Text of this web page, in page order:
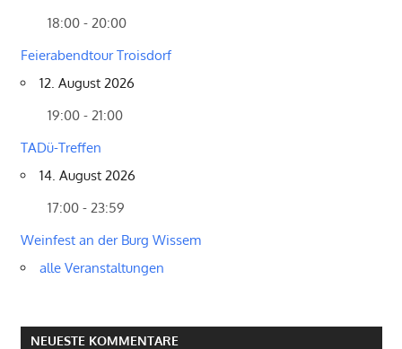
18:00 - 20:00
Feierabendtour Troisdorf
12. August 2026
19:00 - 21:00
TADü-Treffen
14. August 2026
17:00 - 23:59
Weinfest an der Burg Wissem
alle Veranstaltungen
NEUESTE KOMMENTARE